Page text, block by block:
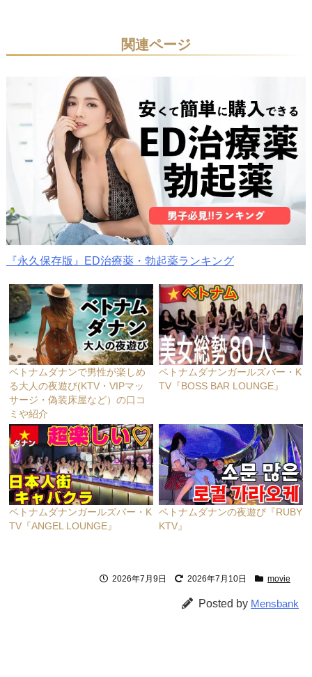
関連ページ
『永久保存版』ED治療薬・勃起薬ランキング
ベトナムダナンで男性が楽しめ
る大人の夜遊び(KTV・VIPマッ
サージ・偽装床屋など）の口コ
ミや紹介
ベトナムダナンガールズバー・K
TV『BOSS BAR LOUNGE』
ベトナムダナンガールズバー・K
TV『ANGEL LOUNGE』
ベトナムダナンの夜遊び『RUBY
KTV』
2026年7月9日 2026年7月10日 movie
Posted by Mensbank